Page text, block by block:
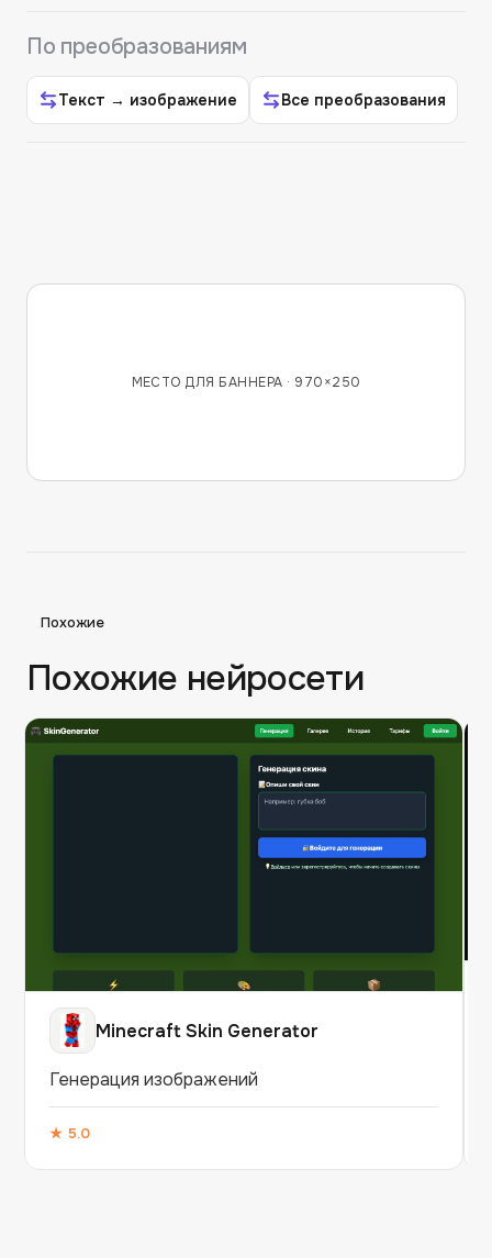
По преобразованиям
Текст → изображение Все преобразования
МЕСТО ДЛЯ БАННЕРА · 970×250
Похожие
Похожие нейросети
Minecraft Skin Generator
Генерация изображений
★ 5.0